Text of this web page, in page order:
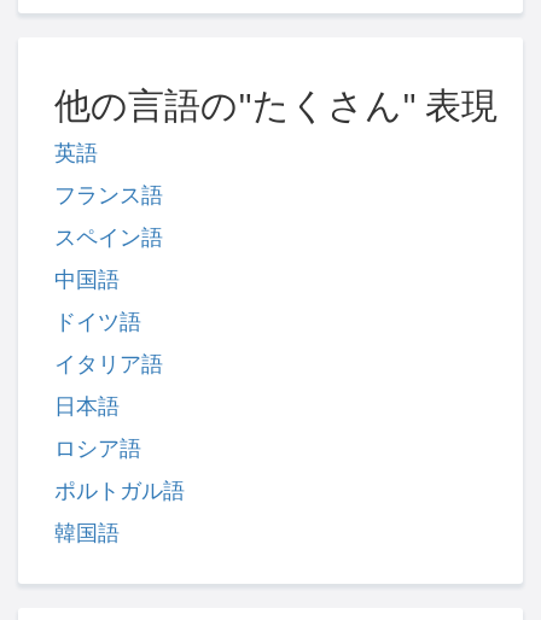
他の言語の"たくさん" 表現
英語
フランス語
スペイン語
中国語
ドイツ語
イタリア語
日本語
ロシア語
ポルトガル語
韓国語